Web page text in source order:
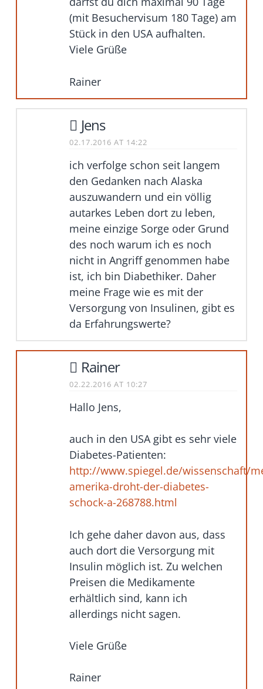
(mit Besuchervisum 180 Tage) am
Stück in den USA aufhalten.
Viele Grüße
Rainer
Jens
02.17.2016 AT 14:22
ich verfolge schon seit langem
den Gedanken nach Alaska
auszuwandern und ein völlig
autarkes Leben dort zu leben,
meine einzige Sorge oder Grund
des noch warum ich es noch
nicht in Angriff genommen habe
ist, ich bin Diabethiker. Daher
meine Frage wie es mit der
Versorgung von Insulinen, gibt es
da Erfahrungswerte?
Rainer
02.22.2016 AT 10:27
Hallo Jens,
auch in den USA gibt es sehr viele
Diabetes-Patienten:
http://www.spiegel.de/wissenschaft/
amerika-droht-der-diabetes-
schock-a-268788.html
Ich gehe daher davon aus, dass
auch dort die Versorgung mit
Insulin möglich ist. Zu welchen
Preisen die Medikamente
erhältlich sind, kann ich
allerdings nicht sagen.
Viele Grüße
Rainer